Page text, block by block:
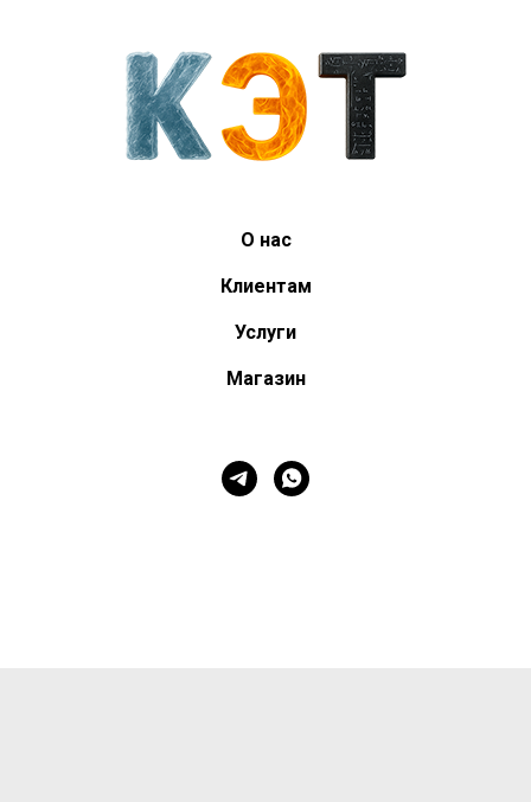
О нас
Клиентам
Услуги
Магазин